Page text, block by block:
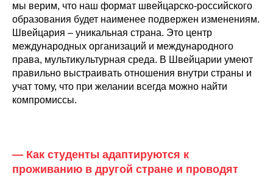
мы верим, что наш формат швейцарско-российского
образования будет наименее подвержен изменениям.
Швейцария – уникальная страна. Это центр
международных организаций и международного
права, мультикультурная среда. В Швейцарии умеют
правильно выстраивать отношения внутри страны и
учат тому, что при желании всегда можно найти
компромиссы.
— Как студенты адаптируются к
проживанию в другой стране и проводят